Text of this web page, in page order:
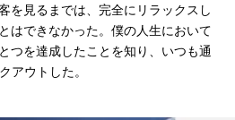
を見るまでは、完全にリラックスし
はできなかった。僕の人生において
つを達成したことを知り、いつも通
アウトした。